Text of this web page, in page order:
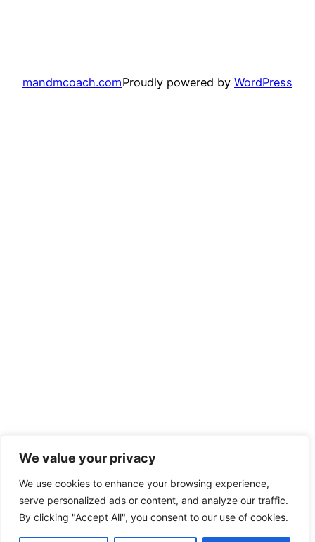
We value your privacy
We use cookies to enhance your browsing experience,
serve personalized ads or content, and analyze our traffic.
By clicking "Accept All", you consent to our use of cookies.
mandmcoach.comProudly powered by WordPress